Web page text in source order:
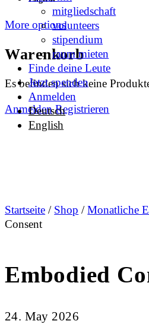
More options
Warenkorb
Es befinden sich keine
Anmelden Registrieren
mitgliedschaft
volunteers
stipendium
raum mieten
Finde deine Leute
Jetzt spenden
Anmelden
Deutsch
English
Startseite / Shop /Monatliche
Consent
Embodied
24. May 2026